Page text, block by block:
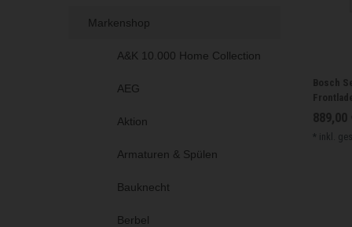
Markenshop
A&K 10.000 Home Collection
AEG
Aktion
Armaturen & Spülen
Bauknecht
Berbel
Bosch
889,00
* inkl.